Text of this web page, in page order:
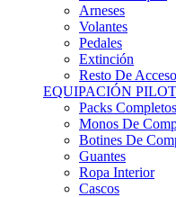
Arneses
Volantes
Pedales
Extinción
Resto De
EQUIPACIÓN
Packs Completos
Monos De
Botines De
Guantes
Ropa Interior
Cascos